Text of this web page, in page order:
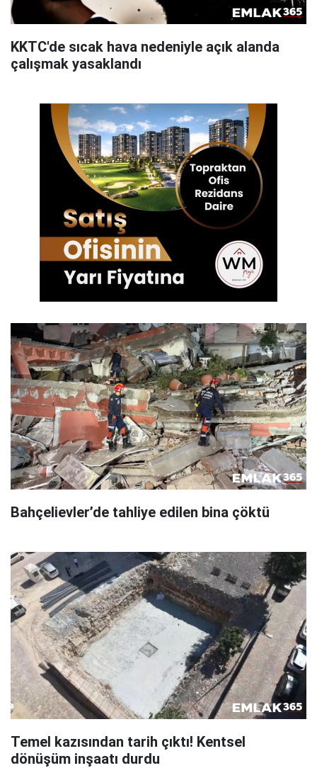
KKTC'de sıcak hava nedeniyle açık alanda
çalışmak yasaklandı
Bahçelievler’de tahliye edilen bina çöktü
Temel kazısından tarih çıktı! Kentsel
dönüşüm inşaatı durdu